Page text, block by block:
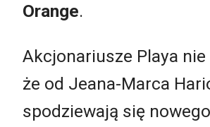
Orange.
Akcjonariusze Playa
że od Jeana-Marca
spodziewają się